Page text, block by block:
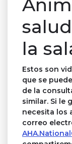
la
Estos son
que se
de la
similar. Si le
necesita los
correo